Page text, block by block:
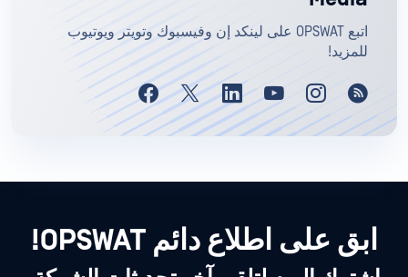
اتبع OPSWAT على لينكد إن وفيسبوك وتويتر ويوتيوب
للمزيد!
ابق على اطلاع دائم OPSWAT!